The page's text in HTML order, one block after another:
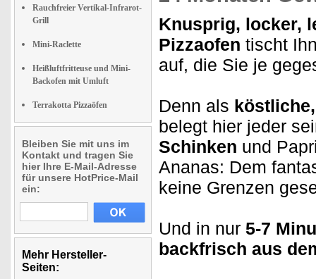
Rauchfreier Vertikal-Infrarot-
Grill
Mini-Raclette
Heißluftfritteuse und Mini-
Backofen mit Umluft
Terrakotta Pizzaöfen
Bleiben Sie mit uns im
Kontakt und tragen Sie
hier Ihre E-Mail-Adresse
für unsere HotPrice-Mail
ein:
Mehr Hersteller-
Seiten:
Knusprig, locker,
Pizzaofen tischt
auf, die Sie je
Denn als
belegt hier jeder
Schinken und
Ananas: Dem
keine Grenzen
Und in nur 5-7
backfrisch aus